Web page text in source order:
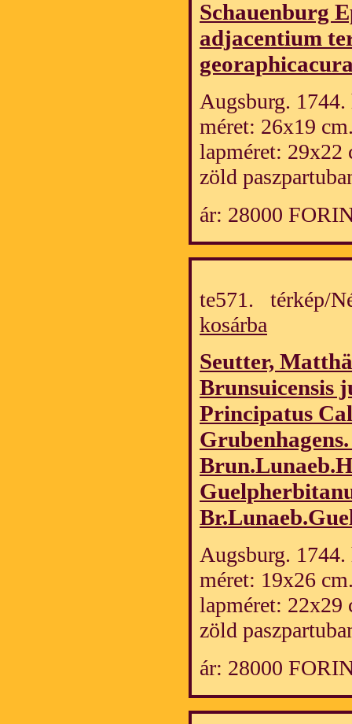
Schauenburg
adjacentium
Augsburg. 1744.
méret: 26x19
lapméret: 29x22
zöld
ár: 28000
te571. térkép/
kosárba
Seutter,
Brunsuicensis
Principatus
Augsburg. 1744.
méret: 19x26
lapméret: 22x29
zöld
ár: 28000